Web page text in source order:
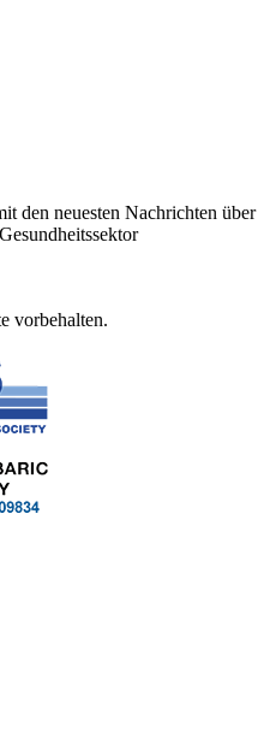
den neuesten Nachrichten über
vorbehalten.